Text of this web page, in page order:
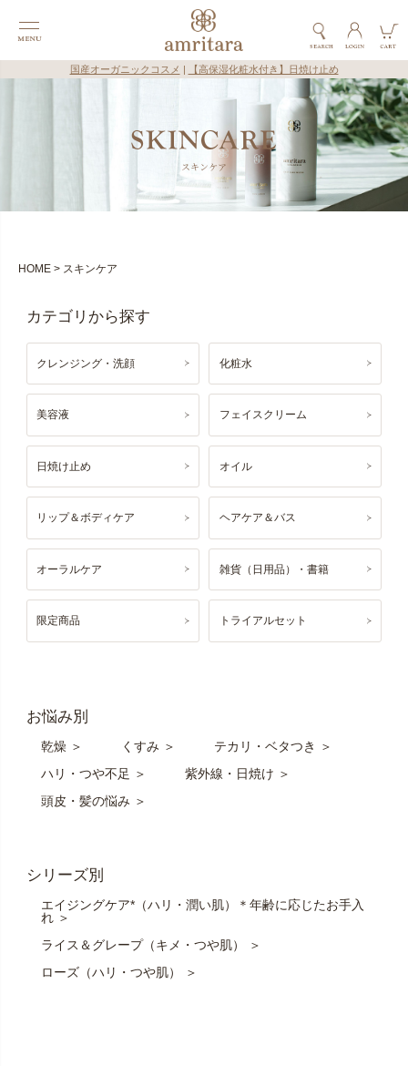
国産オーガニックコスメ 【高保湿化粧水付き】日焼け止め
スキンケア
HOME スキンケア
クレンジング・洗顔 化粧水
美容液 フェイスクリーム
日焼け止め オイル
リップ＆ボディケア ヘアケア＆バス
オーラルケア 雑貨（日用品）・書籍
限定商品 トライアルセット
お悩み別
乾燥 ＞ くすみ ＞
テカリ・ベタつき ＞
ハリ・つや不足 ＞
紫外線・日焼け ＞
頭皮・髪の悩み ＞
シリーズ別
エイジングケア*（ハリ・潤い肌）＊年齢に応じたお手入
れ ＞
ライス＆グレープ（キメ・つや肌） ＞
ローズ（ハリ・つや肌） ＞